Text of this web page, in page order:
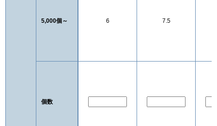
5,000個～
個数
6 7.5